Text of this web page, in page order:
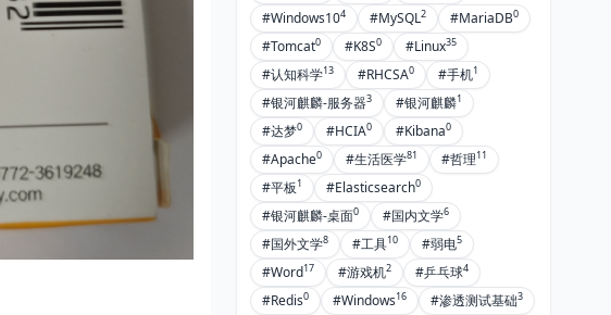
#Windows104 #MySQL2 #MariaDB0
#Tomcat0 #K8S0 #Linux35
#认知科学13 #RHCSA0 #手机1
#银河麒麟-服务器3 #银河麒麟1
#达梦0 #HCIA0 #Kibana0
#Apache0 #生活医学81 #哲理11
#平板1 #Elasticsearch0
#银河麒麟-桌面0 #国内文学6
#国外文学8 #工具10 #弱电5
#Word17 #游戏机2 #乒乓球4
#Redis0 #Windows16 #渗透测试基础3